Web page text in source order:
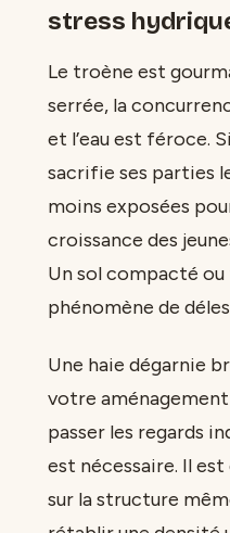
stress
Le troène est
serrée, la
et l’eau est féroce.
sacrifie ses parties
moins exposées
croissance des
Un sol compacté
phénomène de
Une haie dégarnie
votre
passer les regards
est nécessaire. Il est
sur la structure